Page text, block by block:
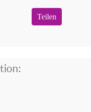
Teilen